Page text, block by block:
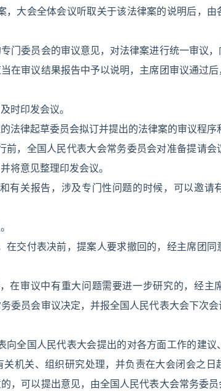
，大会全体会议听取关于该法律案的说明后，由
门委员会的审议意见，对法律案进行统一审议
在审议结果报告中予以说明，主席团审议通过
时印发会议。
法律起草委员会拟订并提出的法律案的审议程序
，全国人民代表大会常务委员会对准备提请会
将意见整理印发会议。
有关报告，涉及专门性问题的时候，可以邀请
在交付表决前，提案人要求撤回的，经主席团
在审议中有重大问题需要进一步研究的，经主
委员会审议决定，并报全国人民代表大会下次
向全国人民代表大会提出的对各方面工作的建
机关、组织研究处理，并负责在大会闭会之
，可以提出意见，由全国人民代表大会常务委